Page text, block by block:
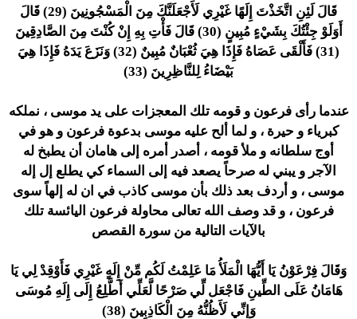
قَالَ لَئِنِ اتَّخَذْتَ إِلَهًا غَيْرِي لَأَجْعَلَنَّكَ مِنَ الْمَسْجُونِينَ (29) قَالَ
أَوَلَوْ جِئْتُكَ بِشَيْءٍ مُبِينٍ (30) قَالَ فَأْتِ بِهِ إِنْ كُنْتَ مِنَ الصَّادِقِينَ
(31) فَأَلْقَى عَصَاهُ فَإِذَا هِيَ ثُعْبَانٌ مُبِينٌ (32) وَنَزَعَ يَدَهُ فَإِذَا هِيَ
بَيْضَاءُ لِلنَّاظِرِينَ (33)
عندما رأى فرعون و قومه تلك المعجزات على يد موسى ، نملكه
كبرياء و حيرة ، و لما ألح عليه موسى بدعوة فرعون و هو في
أوج سلطانه و ملأ قومه ، أصدر أمره إلى هامان أن يطبخ له
الآجر و يبني له صرحاً يصعد فيه إلى السماء كي يطلع إل إله
موسى ، و أردف بعد ذلك بأن موسى كاذب في ان له إلهاً سوى
فرعون ، و قد وصف الله تعالى محاولة فرعون اليائسة تلك
بالآيات التالية من سورة القصص
وَقَالَ فِرْعَوْنُ يَا أَيُّهَا الْمَلَأُ مَا عَلِمْتُ لَكُم مِّنْ إِلَهٍ غَيْرِي فَأَوْقِدْ لِي يَا
هَامَانُ عَلَى الطِّينِ فَاجْعَل لِّي صَرْحًا لَّعَلِّي أَطَّلِعُ إِلَى إِلَهِ مُوسَى
وَإِنِّي لَأَظُنُّهُ مِنَ الْكَاذِبِينَ (38)